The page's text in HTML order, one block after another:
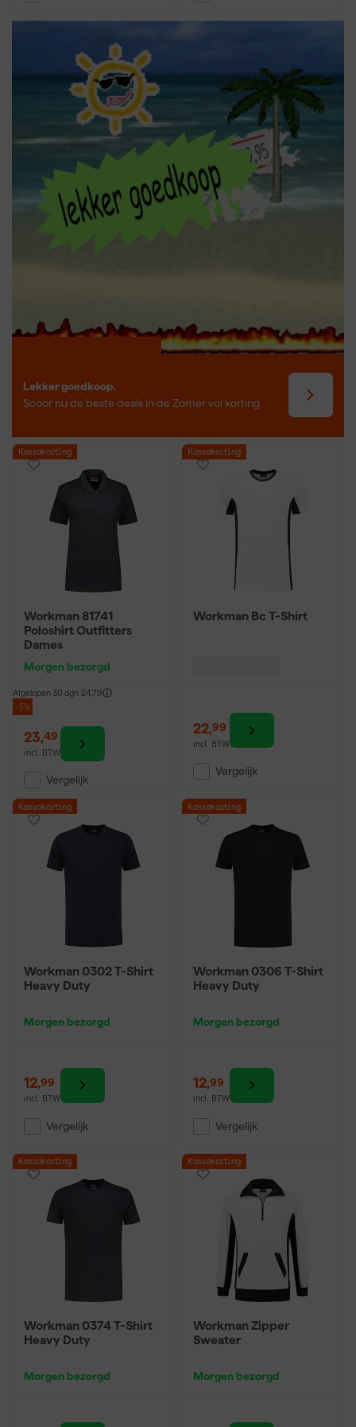
maten, met modellen voor zowel heren als dames. Door de
kleding af te stemmen op je klus en het seizoen, werk je
comfortabeler én veiliger.
Lekker goedkoop.
Scoor nu de beste deals in de Zomer vol korting
Kassakorting
Workman 81741
Poloshirt Outfitters
Dames
Morgen bezorgd
Afgelopen 30 dgn 24,79
-5%
23,49
incl. BTW
Vergelijk
Kassakorting
Workman Bc T-Shirt
22,99
incl. BTW
Vergelijk
Kassakorting
Workman 0302 T-Shirt
Heavy Duty
Morgen bezorgd
12,99
incl. BTW
Vergelijk
Kassakorting
Workman 0306 T-Shirt
Heavy Duty
Morgen bezorgd
12,99
incl. BTW
Vergelijk
Kassakorting
Workman 0374 T-Shirt
Heavy Duty
Morgen bezorgd
Kassakorting
Workman Zipper
Sweater
Morgen bezorgd